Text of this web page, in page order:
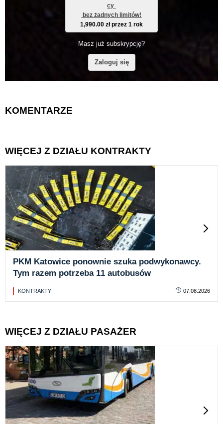
cy
bez żadnych limitów!
1,990.00 zł przez 1 rok
Masz już subskrypcję?
Zaloguj się
KOMENTARZE
WIĘCEJ Z DZIAŁU KONTRAKTY
PKM Katowice ponownie szuka podwykonawcy.
Tym razem potrzeba 11 autobusów
KONTRAKTY 07.08.2026
WIĘCEJ Z DZIAŁU PASAŻER